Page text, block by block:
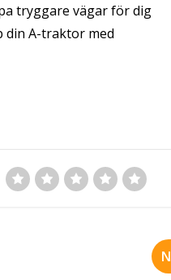
tryggare vägar för dig
din A-traktor med